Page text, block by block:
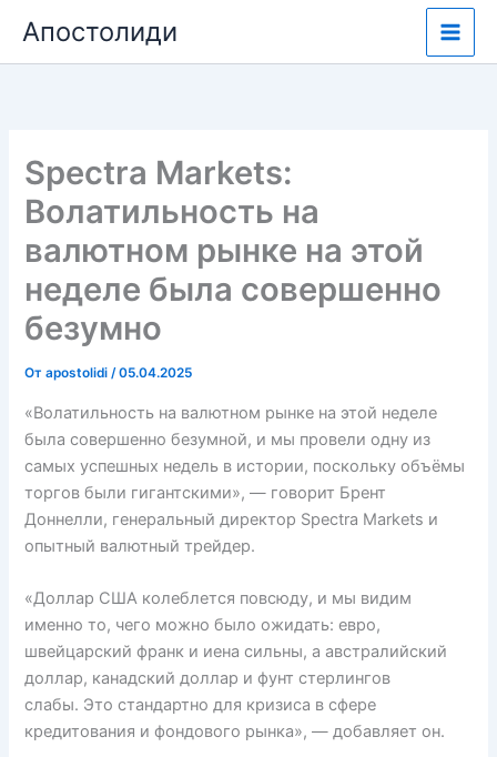
содержимому
Апостолиди
Spectra Markets:
Волатильность на
валютном рынке на этой
неделе была совершенно
безумно
Отapostolidi/05.04.2025
«Волатильность на валютном рынке на этой неделе
была совершенно безумной, и мы провели одну из
самых успешных недель в истории, поскольку объёмы
торгов были гигантскими», — говорит Брент
Доннелли, генеральный директор Spectra Markets и
опытный валютный трейдер.
«Доллар США колеблется повсюду, и мы видим
именно то, чего можно было ожидать: евро,
швейцарский франк и иена сильны, а австралийский
доллар, канадский доллар и фунт стерлингов
слабы. Это стандартно для кризиса в сфере
кредитования и фондового рынка», — добавляет он.